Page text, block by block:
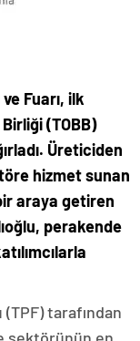
Fuarı, ilk
(TOBB)
Üreticiden
hizmet sunan
araya getiren
perakende
tarafından